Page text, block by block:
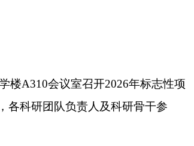
楼A310会议室召开2026年标志性项
各科研团队负责人及科研骨干参